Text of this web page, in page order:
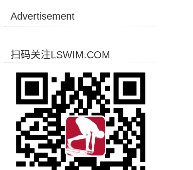
Advertisement
扫码关注LSWIM.COM